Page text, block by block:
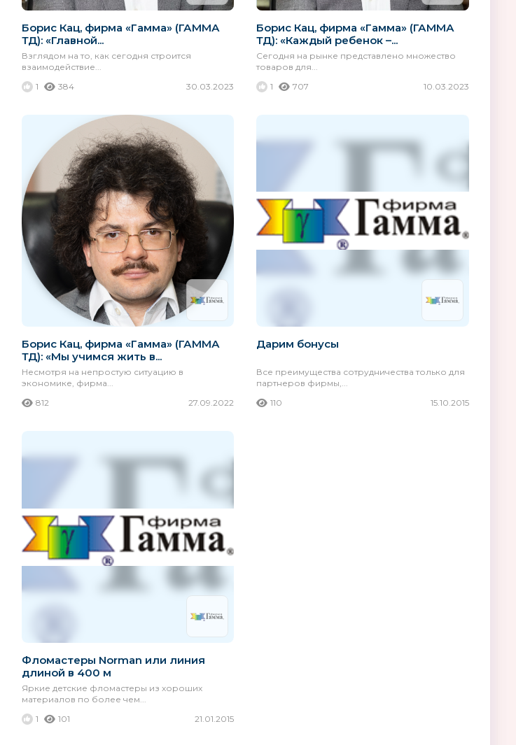
PHIL AND TEDS AMOS Melissa & Doug
США
Борис Кац, фирма «Гамма» (ГАММА
ТД): «Главной...
Взглядом на то, как сегодня строится
взаимодействие...
1
384 30.03.2023
Борис Кац, фирма «Гамма» (ГАММА
ТД): «Каждый ребенок –...
Сегодня на рынке представлено множество
товаров для...
1
707 10.03.2023
Борис Кац, фирма «Гамма» (ГАММА
ТД): «Мы учимся жить в...
Несмотря на непростую ситуацию в
экономике, фирма...
812
27.09.2022
Дарим бонусы
Все преимущества сотрудничества только для
партнеров фирмы,...
110
15.10.2015
Фломастеры Norman или линия
длиной в 400 м
Яркие детские фломастеры из хороших
материалов по более чем...
1
101 21.01.2015